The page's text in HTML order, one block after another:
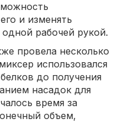
и изменять
рабочей рукой.
провела несколько
использовался
до получения
насадок для
время за
объем,